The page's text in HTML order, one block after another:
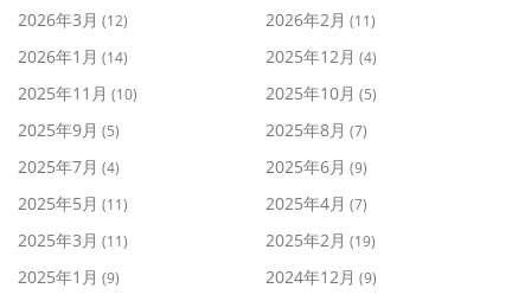
2026年3月 (12) 2026年2月 (11)
2026年1月 (14) 2025年12月 (4)
2025年11月 (10) 2025年10月 (5)
2025年9月 (5) 2025年8月 (7)
2025年7月 (4) 2025年6月 (9)
2025年5月 (11) 2025年4月 (7)
2025年3月 (11) 2025年2月 (19)
2025年1月 (9) 2024年12月 (9)